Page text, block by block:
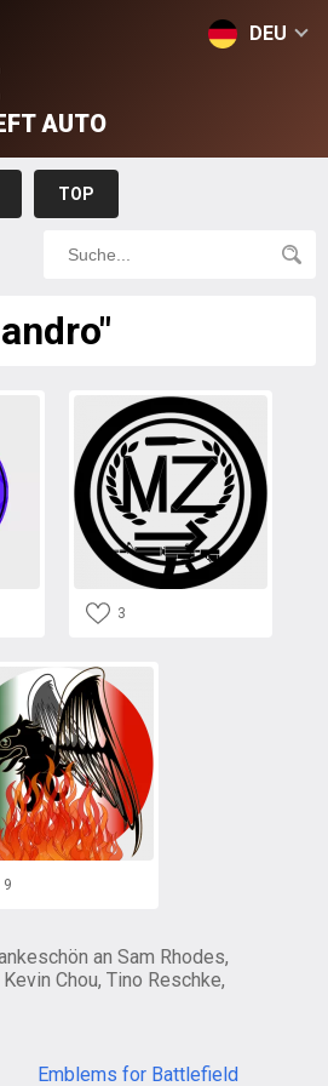
DEU
AUTO
TOP
3
9
an Sam Rhodes,
Chou, Tino Reschke,
Emblems for Battlefield